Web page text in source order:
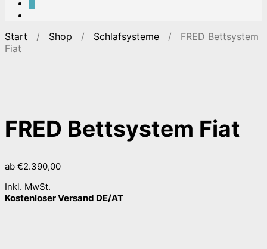
Start / Shop / Schlafsysteme / FRED Bettsystem
Fiat
FRED Bettsystem Fiat
ab €2.390,00
Inkl. MwSt.
Kostenloser Versand DE/AT